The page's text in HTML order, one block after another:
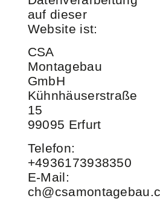
auf dieser
Website ist:
CSA
Montagebau
GmbH
Kühnhäuserstraße
15
99095 Erfurt
Telefon:
+4936173938350
E-Mail: